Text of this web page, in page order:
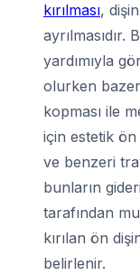
kırılması,
ayrılmasıdır.
yardımıyla
olurken
kopması ile
için estetik ön
ve benzeri
bunların
tarafından
kırılan ön
belirlenir.